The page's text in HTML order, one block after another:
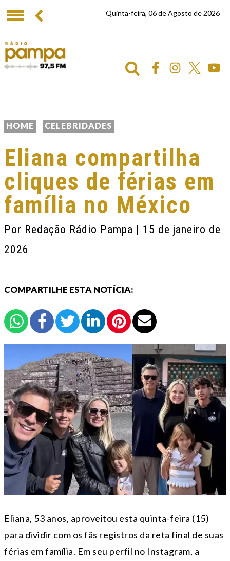
Quinta-feira, 06 de Agosto de 2026
HOME CELEBRIDADES
Eliana compartilha
cliques de férias em
família no México
Por Redação Rádio Pampa | 15 de janeiro de
2026
COMPARTILHE ESTA NOTÍCIA:
Eliana, 53 anos, aproveitou esta quinta-feira (15)
para dividir com os fãs registros da reta final de suas
férias em família. Em seu perfil no Instagram, a